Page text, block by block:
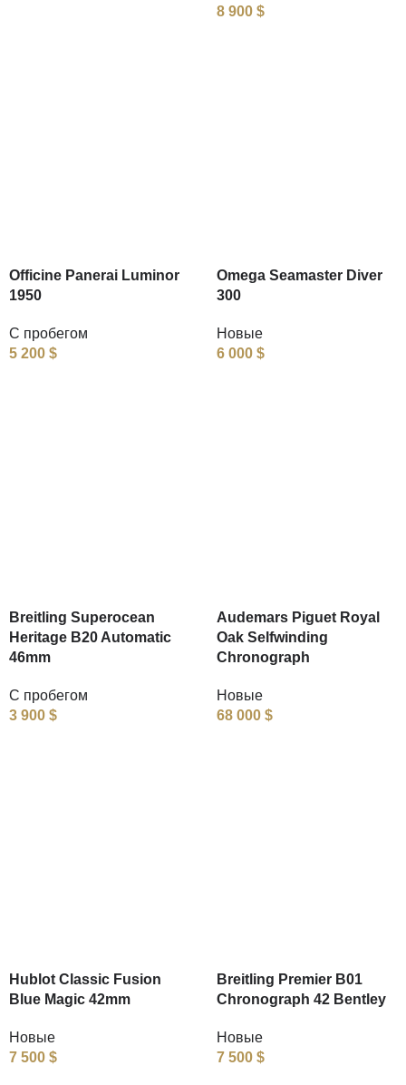
8 900 $
Officine Panerai Luminor
1950
С пробегом
5 200 $
Omega Seamaster Diver
300
Новые
6 000 $
Breitling Superocean
Heritage B20 Automatic
46mm
С пробегом
3 900 $
Audemars Piguet Royal
Oak Selfwinding
Chronograph
Новые
68 000 $
Hublot Classic Fusion
Blue Magic 42mm
Новые
7 500 $
Breitling Premier B01
Chronograph 42 Bentley
Новые
7 500 $